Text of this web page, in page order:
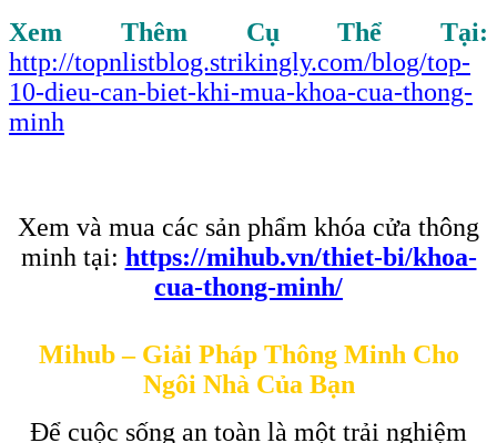
Xem Thêm Cụ Thể Tại:
http://topnlistblog.strikingly.com/blog/top-
10-dieu-can-biet-khi-mua-khoa-cua-thong-
minh
Xem và mua các sản phẩm khóa cửa thông
minh tại: https://mihub.vn/thiet-bi/khoa-
cua-thong-minh/
Mihub – Giải Pháp Thông Minh Cho
Ngôi Nhà Của Bạn
Để cuộc sống an toàn là một trải nghiệm